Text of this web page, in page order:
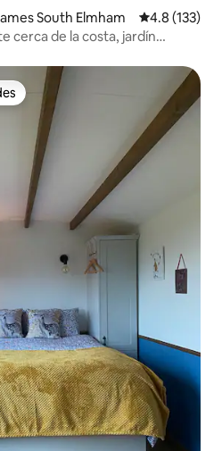
South Elmham Calificación
4.8 (133)
cerca de la costa, jardín
entre huéspedes